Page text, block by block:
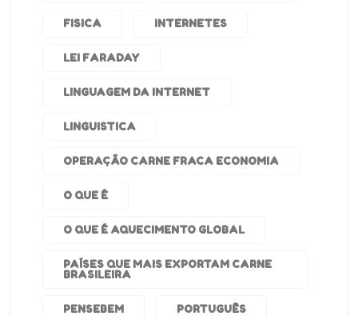
FISICA INTERNETES
LEI FARADAY
LINGUAGEM DA INTERNET
LINGUISTICA
OPERAÇÃO CARNE FRACA ECONOMIA
O QUE É
O QUE É AQUECIMENTO GLOBAL
PAÍSES QUE MAIS EXPORTAM CARNE
BRASILEIRA
PENSEBEM PORTUGUÊS